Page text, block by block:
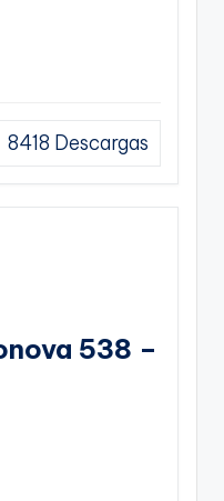
8418 Descargas
538 –